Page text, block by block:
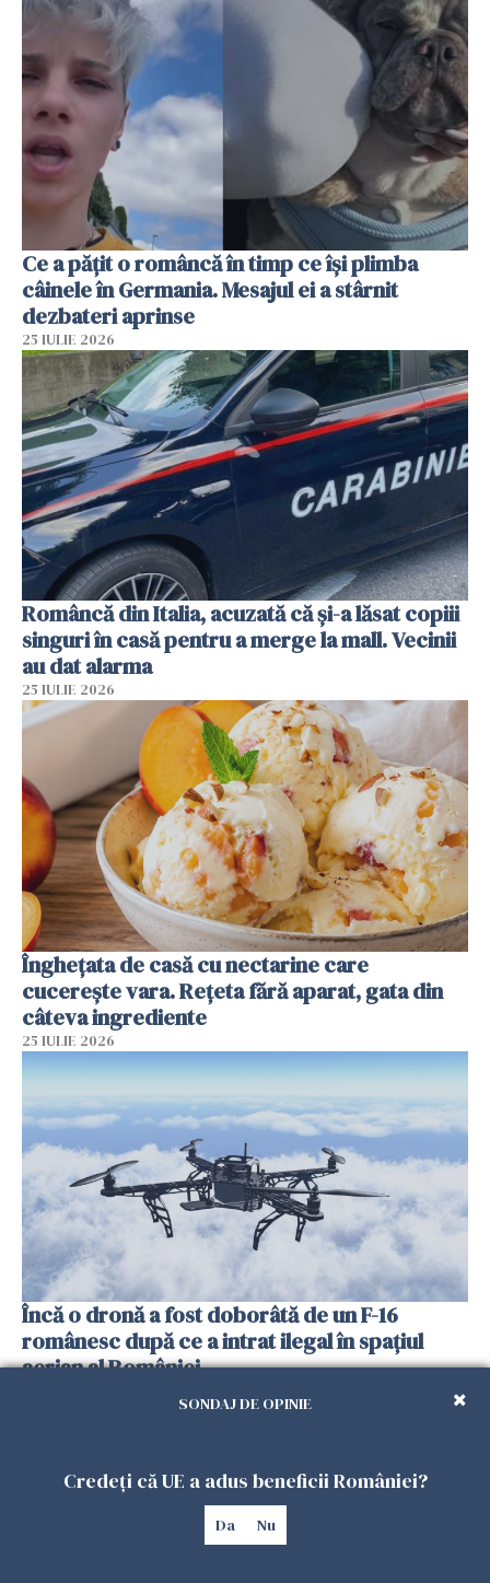
Ce a pățit o româncă în timp ce își plimba
câinele în Germania. Mesajul ei a stârnit
dezbateri aprinse
25 IULIE 2026
Româncă din Italia, acuzată că și-a lăsat copiii
singuri în casă pentru a merge la mall. Vecinii
au dat alarma
25 IULIE 2026
Înghețata de casă cu nectarine care
cucerește vara. Rețeta fără aparat, gata din
câteva ingrediente
25 IULIE 2026
Încă o dronă a fost doborâtă de un F-16
românesc după ce a intrat ilegal în spațiul
aerian al României
SONDAJ DE OPINIE
Credeți că UE a adus beneficii României?
Da Nu